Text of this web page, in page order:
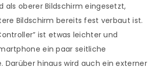
als oberer Bildschirm eingesetzt,
Bildschirm bereits fest verbaut ist.
ist etwas leichter und
ein paar seitliche
Darüber hinaus wird auch ein externer